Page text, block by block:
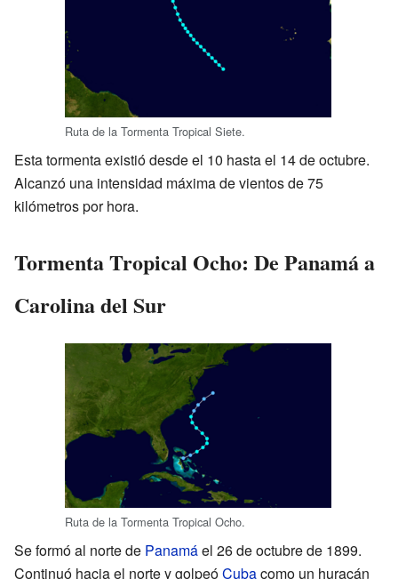
Ruta de la Tormenta Tropical Siete.
Esta tormenta existió desde el 10 hasta el 14 de octubre.
Alcanzó una intensidad máxima de vientos de 75
kilómetros por hora.
Tormenta Tropical Ocho: De Panamá a
Carolina del Sur
Ruta de la Tormenta Tropical Ocho.
Se formó al norte de Panamáel 26 de octubre de 1899.
Continuó hacia el norte y golpeóCubacomo un huracán